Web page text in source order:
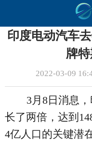
印度电动汽车
牌
2022-03-09
3月8日消息
长了两倍，达到
4亿人口的关键潜